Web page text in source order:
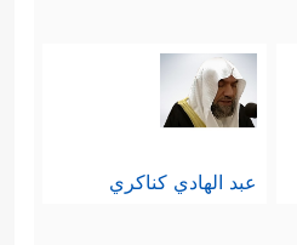
عبد الهادي كناكري